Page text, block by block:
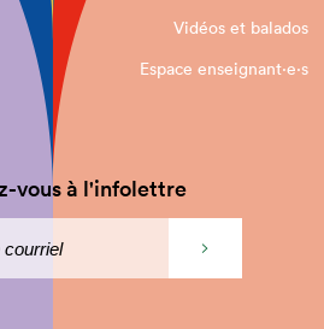
Vidéos et balados
Espace enseignant·e⋅s
vous à l'infolettre